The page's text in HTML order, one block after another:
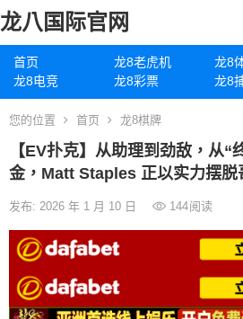
龙八国际官网
首页 龙8老虎机 龙8
龙8电竞
龙8彩票 龙8
您的位置 首页 龙8棋牌
【EV扑克】从助理到劲敌，从“
金，Matt Staples 正以实力摆脱
发布: 2026 年 1 月 10 日 144阅读